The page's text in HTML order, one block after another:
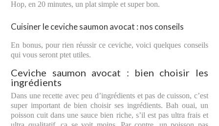
Hop, en 20 minutes, un plat simple et super bon.
Cuisiner le ceviche saumon avocat : nos conseils
En bonus, pour rien réussir ce ceviche, voici quelques conseils
qui vous seront ptet utiles.
Ceviche saumon avocat : bien choisir les
ingrédients
Dans une recette avec peu d’ingrédients et pas de cuisson, c’est
super important de bien choisir ses ingrédients. Bah ouai, un
poisson cuit dans une sauce bien riche, s’il est pas ultra frais et